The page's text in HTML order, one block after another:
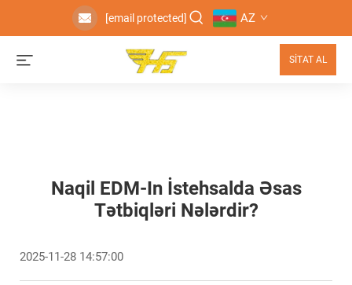
[email protected] AZ
SİTAT AL
Naqil EDM-In İstehsalda Əsas
Tətbiqləri Nələrdir?
2025-11-28 14:57:00